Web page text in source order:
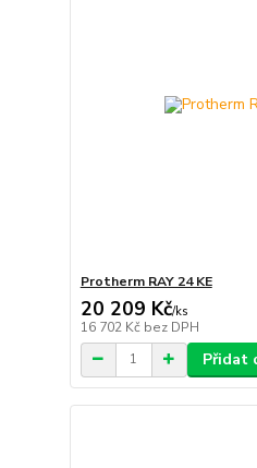
Protherm RAY 24 KE
20 209 Kč/ks
16 702 Kč bez DPH
Přidat